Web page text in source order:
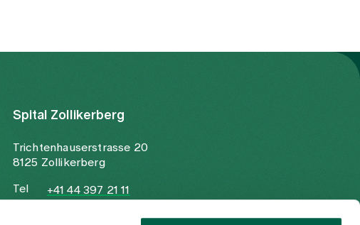
Spital Zollikerberg
Trichtenhauserstrasse 20
8125 Zollikerberg
Tel
+41 44 397 21 11